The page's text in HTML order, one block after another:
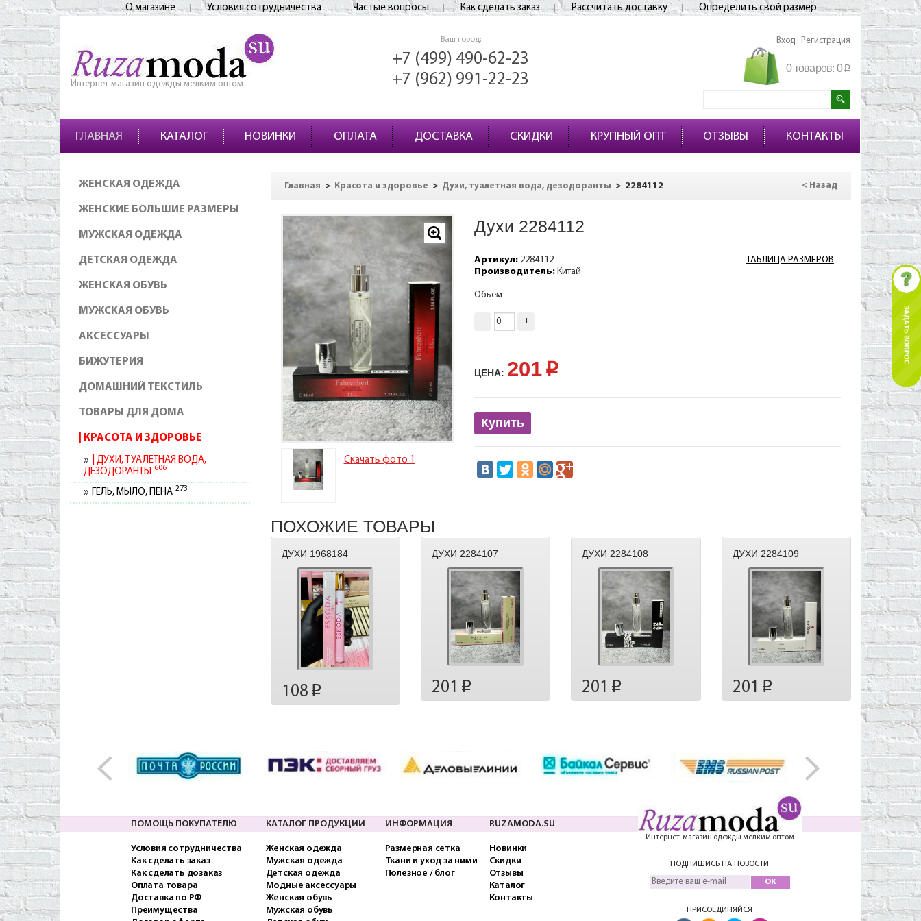
О магазине Условия сотрудничества Частые вопросы Как сделать заказ Рассчитать доставку Определить свой размер
Интернет-магазин одежды мелким оптом
Ваш город:
+7 (499) 490-62-23
+7 (962) 991-22-23
Вход Регистрация
0 товаров: 0p
ГЛАВНАЯ КАТАЛОГ НОВИНКИ ОПЛАТА ДОСТАВКА СКИДКИ КРУПНЫЙ ОПТ ОТЗЫВЫ КОНТАКТЫ
ЖЕНСКАЯ ОДЕЖДА
ЖЕНСКИЕ БОЛЬШИЕ РАЗМЕРЫ
МУЖСКАЯ ОДЕЖДА
ДЕТСКАЯ ОДЕЖДА
ЖЕНСКАЯ ОБУВЬ
МУЖСКАЯ ОБУВЬ
АКСЕССУАРЫ
БИЖУТЕРИЯ
ДОМАШНИЙ ТЕКСТИЛЬ
ТОВАРЫ ДЛЯ ДОМА
КРАСОТА И ЗДОРОВЬЕ
ДУХИ, ТУАЛЕТНАЯ ВОДА,
ДЕЗОДОРАНТЫ 606
ГЕЛЬ, МЫЛО, ПЕНА 273
Главная > Красота и здоровье > Духи, туалетная вода, дезодоранты > 2284112 < Назад
Скачать фото 1
Духи 2284112
ТАБЛИЦА РАЗМЕРОВ
Артикул:2284112
Производитель:Китай
Обьём
- +
ЦЕНА: 201 p
Купить
ПОХОЖИЕ ТОВАРЫ
ДУХИ 1968184
108 p
ДУХИ 2284107
201 p
ДУХИ 2284108
201 p
ДУХИ 2284109
201 p
ПОМОЩЬ ПОКУПАТЕЛЮ
Условия сотрудничества
Как сделать заказ
Как сделать дозаказ
Оплата товара
Доставка по РФ
Преимущества
КАТАЛОГ ПРОДУКЦИИ
Женская одежда
Мужская одежда
Детская одежда
Модные аксессуары
Женская обувь
Мужская обувь
ИНФОРМАЦИЯ
Размерная сетка
Ткани и уход за ними
Полезное / блог
RUZAMODA.SU
Новинки
Скидки
Отзывы
Каталог
Контакты
Интернет-магазин одежды мелким оптом
ПОДПИШИСЬ НА НОВОСТИ
OK
ПРИСОЕДИНЯЙСЯ